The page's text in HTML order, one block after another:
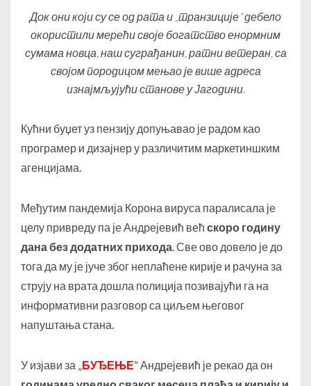
Док они који су се од рата и „транзиције“ дебело
окористили мерећи своје богатство енормним
сумама новца, наш суграђанин, ратни ветеран, са
својом породицом мењао је више адреса
изнајмљујући станове у Јагодини.
Кућни буџет уз пензију допуњавао је радом као
програмер и дизајнер у различитим маркетиншким
агенцијама.
Међутим пандемија Корона вируса паралисала је
целу привреду па је Андрејевић већ скоро годину
дана без додатних прихода. Све ово довело је до
тога да му је јуче због неплаћене кирије и рачуна за
струју на врата дошла полиција позивајући га на
информативни разговор са циљем његовог
напуштања стана.
У изјави за „БУЂЕЊЕ“ Андрејевић је рекао да он